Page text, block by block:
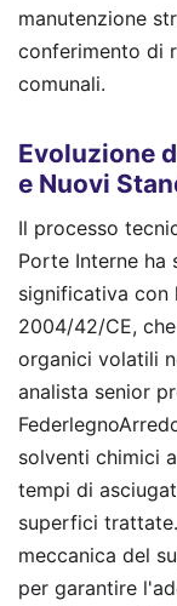
manutenzione
conferimento di
comunali.
Evoluzione
e Nuovi
Il processo
Porte Interne ha
significativa con
2004/42/CE,
organici volatili
analista senior
solventi chimici
tempi di
superfici
meccanica del
per garantire